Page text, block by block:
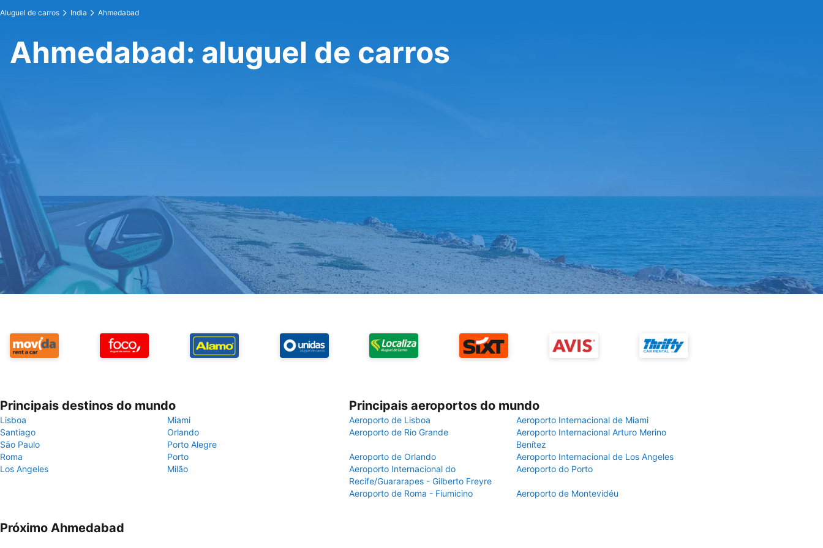
Aluguel de carros India Ahmedabad
Ahmedabad: aluguel de carros
Principais destinos do mundo
Lisboa
Miami
Santiago
Orlando
São Paulo
Porto Alegre
Roma
Porto
Los Angeles
Milão
Principais aeroportos do mundo
Aeroporto de Lisboa
Aeroporto Internacional de Miami
Aeroporto de Rio Grande
Aeroporto Internacional Arturo Merino
Benítez
Aeroporto de Orlando
Aeroporto Internacional de Los Angeles
Aeroporto Internacional do
Recife/Guararapes - Gilberto Freyre
Aeroporto do Porto
Aeroporto de Roma - Fiumicino Aeroporto de Montevidéu
Próximo Ahmedabad